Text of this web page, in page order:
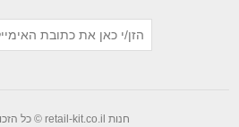
חנות retail-kit.co.il © כל הזכויות שמורות.